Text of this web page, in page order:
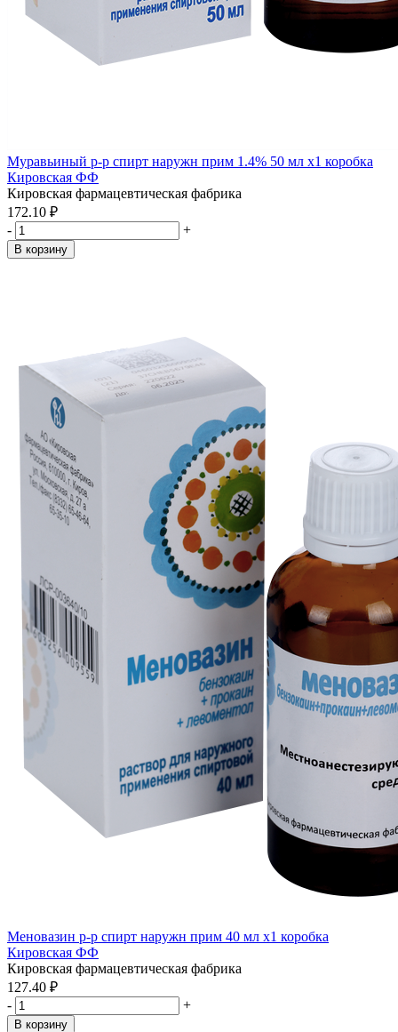
Муравьиный р-р спирт наружн прим 1.4% 50 мл x1 коробка
Кировская ФФ
Кировская фармацевтическая фабрика
172.10 ₽
-
+
В корзину
Меновазин р-р спирт наружн прим 40 мл x1 коробка
Кировская ФФ
Кировская фармацевтическая фабрика
127.40 ₽
-
+
В корзину